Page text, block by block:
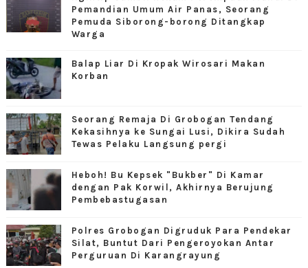
Pemandian Umum Air Panas, Seorang
Pemuda Siborong-borong Ditangkap
Warga
Balap Liar Di Kropak Wirosari Makan
Korban
Seorang Remaja Di Grobogan Tendang
Kekasihnya ke Sungai Lusi, Dikira Sudah
Tewas Pelaku Langsung pergi
Heboh! Bu Kepsek "Bukber" Di Kamar
dengan Pak Korwil, Akhirnya Berujung
Pembebastugasan
Polres Grobogan Digruduk Para Pendekar
Silat, Buntut Dari Pengeroyokan Antar
Perguruan Di Karangrayung